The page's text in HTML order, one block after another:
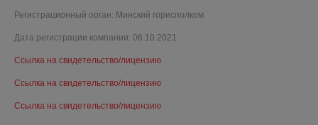
Регистрационный орган: Минский горисполком
Дата регистрации компании: 06.10.2021
Ссылка на свидетельство/лицензию
Ссылка на свидетельство/лицензию
Ссылка на свидетельство/лицензию